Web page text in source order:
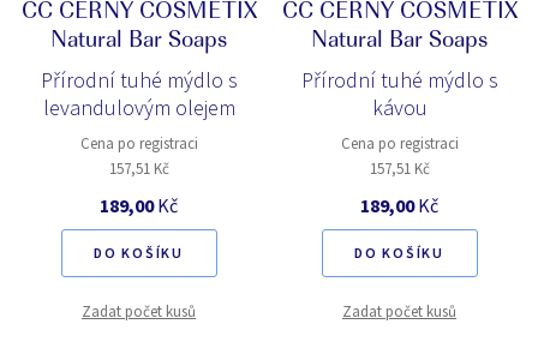
CC CERNY COSMETIX
Natural Bar Soaps
Přírodní tuhé mýdlo s
levandulovým olejem
Cena po registraci
157,51 Kč
189,00Kč
DO KOŠÍKU
Zadat počet kusů
CC CERNY COSMETIX
Natural Bar Soaps
Přírodní tuhé mýdlo s
kávou
Cena po registraci
157,51 Kč
189,00Kč
DO KOŠÍKU
Zadat počet kusů